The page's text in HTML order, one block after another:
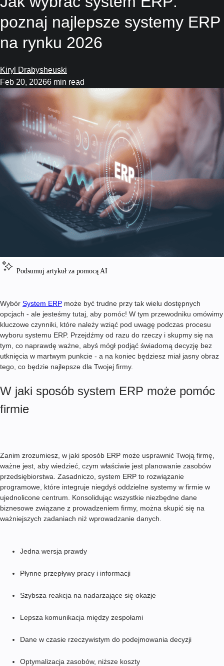
poznaj najlepsze systemy ERP
na rynku 2026
Kiryl Drabysheuski
Feb 20, 20266 min read
Podsumuj artykuł za pomocą AI
Wybór System ERP może być trudne przy tak wielu dostępnych
opcjach - ale jesteśmy tutaj, aby pomóc! W tym przewodniku omówimy
kluczowe czynniki, które należy wziąć pod uwagę podczas procesu
wyboru systemu ERP. Przejdźmy od razu do rzeczy i skupmy się na
tym, co naprawdę ważne, abyś mógł podjąć świadomą decyzję bez
utknięcia w martwym punkcie - a na koniec będziesz miał jasny obraz
tego, co będzie najlepsze dla Twojej firmy.
W jaki sposób system ERP może pomóc
firmie
Zanim zrozumiesz, w jaki sposób ERP może usprawnić Twoją firmę,
ważne jest, aby wiedzieć, czym właściwie jest planowanie zasobów
przedsiębiorstwa. Zasadniczo, system ERP to rozwiązanie
programowe, które integruje niegdyś oddzielne systemy w firmie w
ujednolicone centrum. Konsolidując wszystkie niezbędne dane
biznesowe związane z prowadzeniem firmy, można skupić się na
ważniejszych zadaniach niż wprowadzanie danych.
Jedna wersja prawdy
Płynne przepływy pracy i informacji
Szybsza reakcja na nadarzające się okazje
Lepsza komunikacja między zespołami
Dane w czasie rzeczywistym do podejmowania decyzji
Optymalizacja zasobów, niższe koszty